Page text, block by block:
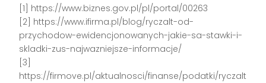
[1] https://www.biznes.gov.pl/pl/portal/00263
[2] https://www.ifirma.pl/blog/ryczalt-od-
przychodow-ewidencjonowanych-jakie-sa-stawki-i-
skladki-zus-najwazniejsze-informacje/
[3]
https://firmove.pl/aktualnosci/finanse/podatki/ryczalt